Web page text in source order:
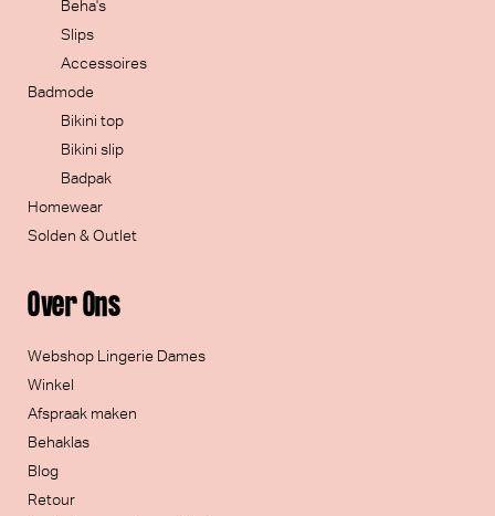
Over Ons
Webshop Lingerie Dames
Winkel
Afspraak maken
Behaklas
Blog
Retour
Beha's
Slips
Accessoires
Badmode
Bikini top
Bikini slip
Badpak
Homewear
Solden & Outlet